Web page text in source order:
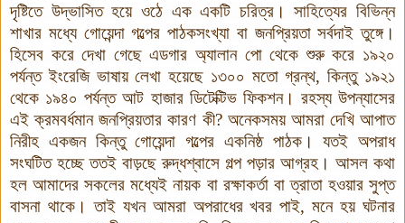
দৃষ্টিতে উদ্ভাসিত হয়ে ওঠে এক একটি চরিত্র। সাহিত্যের বিভিন্ন
শাখার মধ্যে গোয়েন্দা গল্পের পাঠকসংখ্যা বা জনপ্রিয়তা সর্বদাই তুঙ্গে।
হিসেব করে দেখা গেছে এডগার অ্যালান পো থেকে শুরু করে ১৯২০
পর্যন্ত ইংরেজি ভাষায় লেখা হয়েছে ১৩০০ মতো গ্রন্থ, কিন্তু ১৯২১
থেকে ১৯৪০
রহস্য উপন্যাসের
এই ক্রমবর্ধমান জনপ্রিয়তার কারণ কী?অনেকসময় আমরা দেখি আপাত
নিরীহ একজন কিন্তু গোয়েন্দা গল্পের একনিষ্ঠ পাঠক। যতই অপরাধ
সংঘটিত হচ্ছে ততই বাড়ছে রুদ্ধশ্বাসে গল্প পড়ার আগ্রহ। আসল কথা
হল আমাদের সকলের মধ্যেই নায়ক বা রক্ষাকর্তা বা ত্রাতা হওয়ার সুপ্ত
বাসনা থাকে। তাই যখন আমরা অপরাধের খবর পাই, মনে হয় ঘটনার